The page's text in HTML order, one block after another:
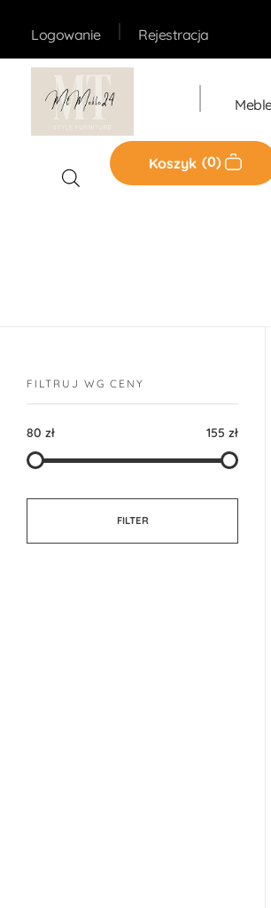
Logowanie Rejestracja
0
Koszyk
FILTRUJ WG CENY
80 zł 155 zł
FILTER